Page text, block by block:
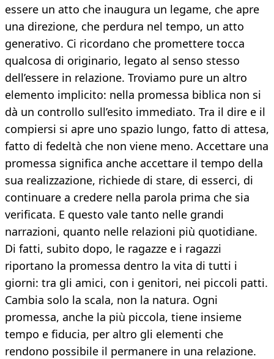
essere un atto che inaugura un legame, che apre
una direzione, che perdura nel tempo, un atto
generativo. Ci ricordano che promettere tocca
qualcosa di originario, legato al senso stesso
dell’essere in relazione. Troviamo pure un altro
elemento implicito: nella promessa biblica non si
dà un controllo sull’esito immediato. Tra il dire e il
compiersi si apre uno spazio lungo, fatto di attesa,
fatto di fedeltà che non viene meno. Accettare una
promessa significa anche accettare il tempo della
sua realizzazione, richiede di stare, di esserci, di
continuare a credere nella parola prima che sia
verificata. E questo vale tanto nelle grandi
narrazioni, quanto nelle relazioni più quotidiane.
Di fatti, subito dopo, le ragazze e i ragazzi
riportano la promessa dentro la vita di tutti i
giorni: tra gli amici, con i genitori, nei piccoli patti.
Cambia solo la scala, non la natura. Ogni
promessa, anche la più piccola, tiene insieme
tempo e fiducia, per altro gli elementi che
rendono possibile il permanere in una relazione.